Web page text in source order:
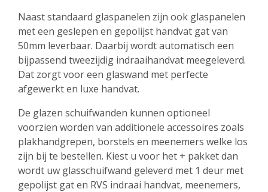
Naast standaard glaspanelen zijn ook glaspanelen
met een geslepen en gepolijst handvat gat van
50mm leverbaar. Daarbij wordt automatisch een
bijpassend tweezijdig indraaihandvat meegeleverd.
Dat zorgt voor een glaswand met perfecte
afgewerkt en luxe handvat.
De glazen schuifwanden kunnen optioneel
voorzien worden van additionele accessoires zoals
plakhandgrepen, borstels en meenemers welke los
zijn bij te bestellen. Kiest u voor het + pakket dan
wordt uw glasschuifwand geleverd met 1 deur met
gepolijst gat en RVS indraai handvat, meenemers,